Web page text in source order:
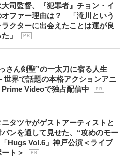
司監督、『犯罪者』チョン・イ
オファー理由は？ 「滝川という
ラクターに出会えたことは運が良
」
P R
さん剣聖”の一太刀に宿る人生
界で話題の本格アクションアニ
Prime Videoで独占配信中
P R
ニタツヤがゲストアーティストと
ンを通して見せた、“攻めのモー
「Hugs Vol.6」神戸公演＜ライブ
ト＞
P R